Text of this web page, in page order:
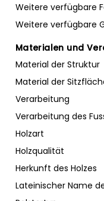
Weitere verfügbare
Weitere verfügbare
Materialen und
Material der Struktur
Material der
Verarbeitung
Verarbeitung des
Holzart
Holzqualität
Herkunft des Holzes
Lateinischer Name